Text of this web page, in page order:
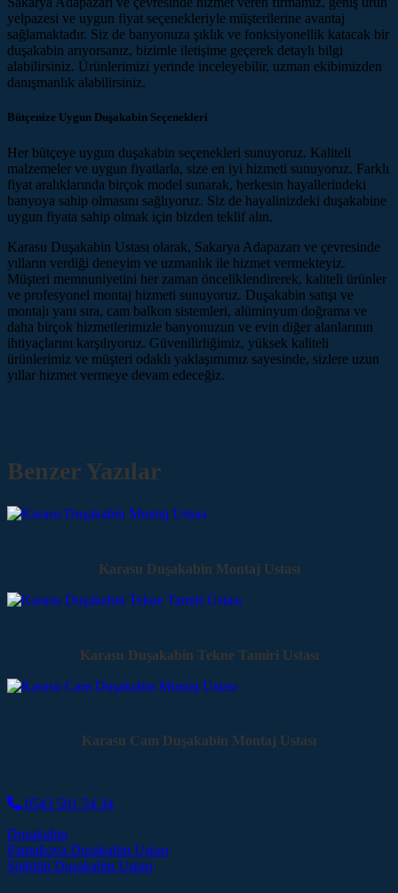
yelpazesi ve uygun fiyat seçenekleriyle müşterilerine avantaj
sağlamaktadır. Siz de banyonuza şıklık ve fonksiyonellik katacak bir
duşakabin arıyorsanız, bizimle iletişime geçerek detaylı bilgi
alabilirsiniz. Ürünlerimizi yerinde inceleyebilir, uzman ekibimizden
danışmanlık alabilirsiniz.
Bütçenize Uygun Duşakabin Seçenekleri
Her bütçeye uygun duşakabin seçenekleri sunuyoruz. Kaliteli
malzemeler ve uygun fiyatlarla, size en iyi hizmeti sunuyoruz. Farklı
fiyat aralıklarında birçok model sunarak, herkesin hayallerindeki
banyoya sahip olmasını sağlıyoruz. Siz de hayalinizdeki duşakabine
uygun fiyata sahip olmak için bizden teklif alın.
Karasu Duşakabin Ustası olarak, Sakarya Adapazarı ve çevresinde
yılların verdiği deneyim ve uzmanlık ile hizmet vermekteyiz.
Müşteri memnuniyetini her zaman önceliklendirerek, kaliteli ürünler
ve profesyonel montaj hizmeti sunuyoruz. Duşakabin satışı ve
montajı yanı sıra, cam balkon sistemleri, alüminyum doğrama ve
daha birçok hizmetlerimizle banyonuzun ve evin diğer alanlarının
ihtiyaçlarını karşılıyoruz. Güvenilirliğimiz, yüksek kaliteli
ürünlerimiz ve müşteri odaklı yaklaşımımız sayesinde, sizlere uzun
yıllar hizmet vermeye devam edeceğiz.
Benzer Yazılar
Karasu Duşakabin Montaj Ustası
Karasu Duşakabin Tekne Tamiri Ustası
Karasu Cam Duşakabin Montaj Ustası
0543 501 54 34
Duşakabin
Post navigation
Pamukova Duşakabin Ustası
Söğütlü Duşakabin Ustası